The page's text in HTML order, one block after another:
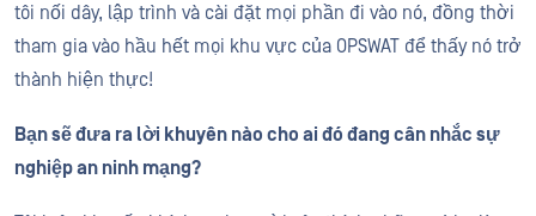
tôi nối dây, lập trình và cài đặt mọi phần đi vào nó, đồng thời
tham gia vào hầu hết mọi khu vực của OPSWAT để thấy nó trở
thành hiện thực!
Bạn sẽ đưa ra lời khuyên nào cho ai đó đang cân nhắc sự
nghiệp an ninh mạng?